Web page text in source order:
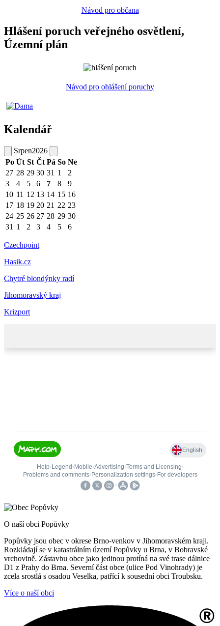
Návod pro občana
Hlášení poruch veřejného osvětlení,
Územní plán
Návod pro ohlášení poruchy
Kalendář
Srpen2026
Po Út St Čt Pá So Ne
27 28 29 30 31 1
2
3
4 5 6 7 8
9
10 11 12 13 14 15 16
17 18 19 20 21 22 23
24 25 26 27 28 29 30
31 1 2 3 4 5 6
Czechpoint
Hasik.cz
Chytré blondýnky radí
Jihomoravský kraj
Krizport
O naší obci Popůvky
Popůvky jsou obec v okrese Brno-venkov v Jihomoravském kraji.
Rozkládají se v katastrálním území Popůvky u Brna, v Bobravské
vrchovině. Zástavbu obce jako jedinou protíná na své trase dálnice
D1 z Prahy do Brna. Severní část obce (ulice Pod Vinohrady) je
zcela srostlá s osadou Veselka, patřící k sousední obci Troubsku.
Více o naší obci